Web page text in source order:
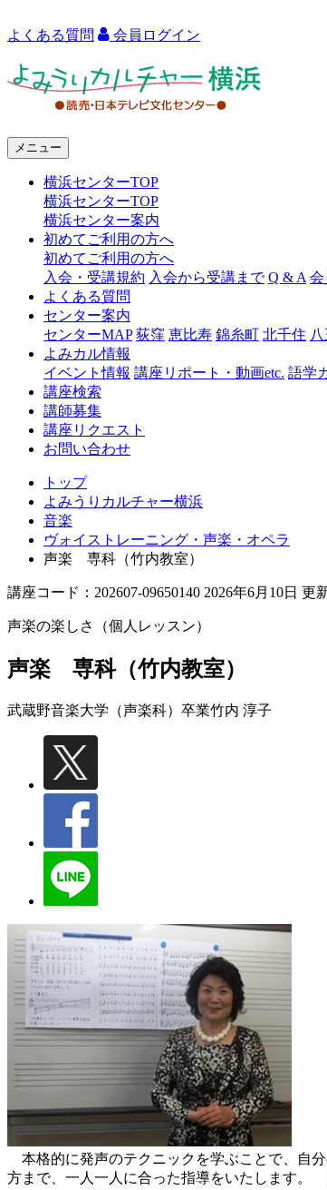
よくある質問 会員ログイン
ャ
横
浜
メニュー
横浜センターTOP
横浜センターTOP
横浜センター案内
初めてご利用の方へ
初めてご利用の方へ
入会・受講規約 入会から受講まで Q & A 会
よくある質問
センター案内
センターMAP 荻窪 恵比寿 錦糸町 北千住
よみカル情報
イベント情報 講座リポート・動画etc. 語学
講座検索
講師募集
講座リクエスト
お問い合わせ
トップ
よみうりカルチャー横浜
音楽
ヴォイストレーニング・声楽・オペラ
声楽 専科（竹内教室）
講座コード：202607-09650140 2026年6月10日 更
声楽の楽しさ（個人レッスン）
声楽 専科（竹内教室）
武蔵野音楽大学（声楽科）卒業竹内 淳子
本格的に発声のテクニックを学ぶことで、自
方まで、一人一人に合った指導をいたします。